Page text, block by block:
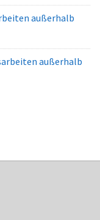
außerhalb
außerhalb